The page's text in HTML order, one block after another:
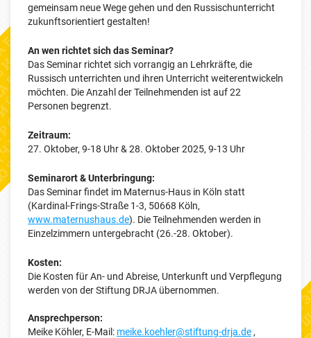
gemeinsam neue Wege gehen und den Russischunterricht
zukunftsorientiert gestalten!
An wen richtet sich das Seminar?
Das Seminar richtet sich vorrangig an Lehrkräfte, die
Russisch unterrichten und ihren Unterricht weiterentwickeln
möchten. Die Anzahl der Teilnehmenden ist auf 22
Personen begrenzt.
Zeitraum:
27. Oktober, 9-18 Uhr & 28. Oktober 2025, 9-13 Uhr
Seminarort & Unterbringung:
Das Seminar findet im Maternus-Haus in Köln statt
(Kardinal-Frings-Straße 1-3, 50668 Köln,
www.maternushaus.de). Die Teilnehmenden werden in
Einzelzimmern untergebracht (26.-28. Oktober).
Kosten:
Die Kosten für An- und Abreise, Unterkunft und Verpflegung
werden von der Stiftung DRJA übernommen.
Ansprechperson:
Meike Köhler, E-Mail: meike.koehler@stiftung-drja.de ,